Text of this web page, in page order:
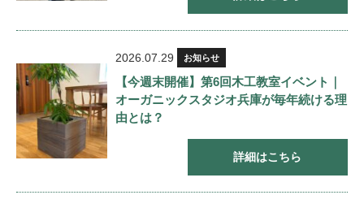
2026.07.29 お知らせ
【今週末開催】第6回木工教室イベント｜
オーガニックスタジオ兵庫が毎年続ける理
由とは？
詳細はこちら